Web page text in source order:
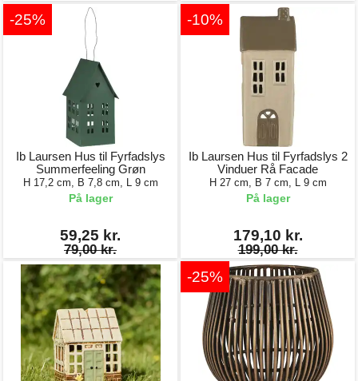
-25%
Ib Laursen Hus til Fyrfadslys
Summerfeeling Grøn
H 17,2 cm, B 7,8 cm, L 9 cm
På lager
59,25 kr.
79,00 kr.
-10%
Ib Laursen Hus til Fyrfadslys 2
Vinduer Rå Facade
H 27 cm, B 7 cm, L 9 cm
På lager
179,10 kr.
199,00 kr.
-25%